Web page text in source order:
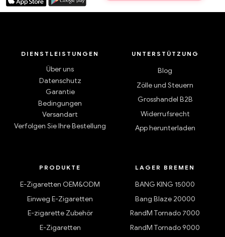
DIENSTLEISTUNGEN
Über uns
Datenschutz
Garantie
Bedingungen
Versandart
Verfolgen Sie Ihre Bestellung
UNTERSTÜTZUNG
Blog
Zölle und Steuern
Grosshandel B2B
Widerrufsrecht
App herunterladen
PRODUKTE
E-Zigaretten OEM&ODM
Einweg E-Zigaretten
E-zigarette Zubehör
E-Zigaretten
LAGER BREMEN
BANG KING 15000
Bang Blaze 20000
RandM Tornado 7000
RandM Tornado 9000